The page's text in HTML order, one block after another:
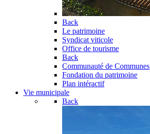
Back
Le patrimoine
Syndicat viticole
Office de tourisme
Back
Communauté de Communes
Fondation du patrimoine
Plan intéractif
Vie municipale
Back